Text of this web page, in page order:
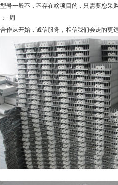
型号一般不，不存在啥项目的，只需要您采
： 周
合作从开始，诚信服务，相信我们会走的更